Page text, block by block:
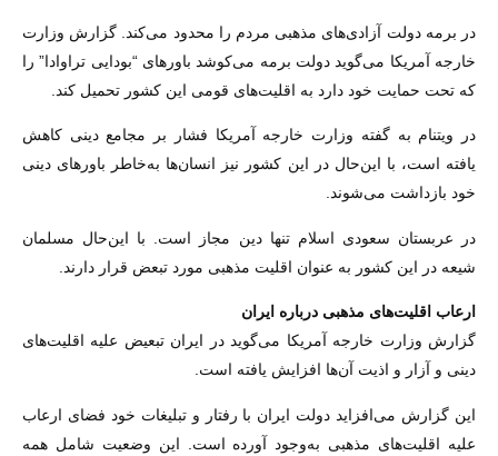
در برمه دولت آزادی‌های مذهبی مردم را محدود می‌کند. گزارش وزارت
خارجه آمریکا می‌گوید دولت برمه می‌کوشد باورهای “بودایی تراوادا” را
که تحت حمایت خود دارد به اقلیت‌های قومی این کشور تحمیل کند.
در ویتنام به گفته وزارت خارجه آمریکا فشار بر مجامع دینی کاهش
یافته است، با این‌حال در این کشور نیز انسان‌ها به‌خاطر باورهای دینی
خود بازداشت می‌شوند.
در عربستان سعودی اسلام تنها دین مجاز است. با این‌حال مسلمان
شیعه در این کشور به عنوان اقلیت مذهبی مورد تبعض قرار دارند.
ارعاب اقلیت‌های مذهبی درباره ایران
گزارش وزارت خارجه آمریکا می‌گوید در ایران تبعیض علیه اقلیت‌های
دینی و آزار و اذیت آن‌ها افزایش یافته است.
این گزارش می‌افزاید دولت ایران با رفتار و تبلیغات خود فضای ارعاب
علیه اقلیت‌های مذهبی به‌وجود آورده است. این وضعیت شامل همه